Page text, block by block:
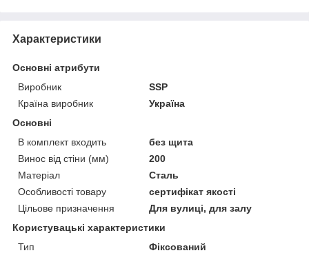
Характеристики
Основні атрибути
Виробник
SSP
Країна виробник
Україна
Основні
В комплект входить
без щита
Винос від стіни (мм)
200
Матеріал
Сталь
Особливості товару
сертифікат якості
Цільове призначення
Для вулиці, для залу
Користувацькі характеристики
Тип
Фіксований